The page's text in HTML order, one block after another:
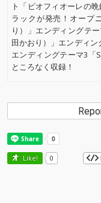
ト「ピオフィオーレの
ラックが発売！オープ
り）」エンディングテ
田かおり）」エンディン
エンディングテーマ3「
ところなく収録！
Like! 0